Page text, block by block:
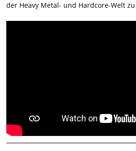
der Heavy Metal- und Hardcore-Welt